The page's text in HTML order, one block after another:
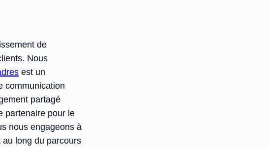
de
Nous
est un
communication
partagé
partenaire pour le
nous engageons à
long du parcours